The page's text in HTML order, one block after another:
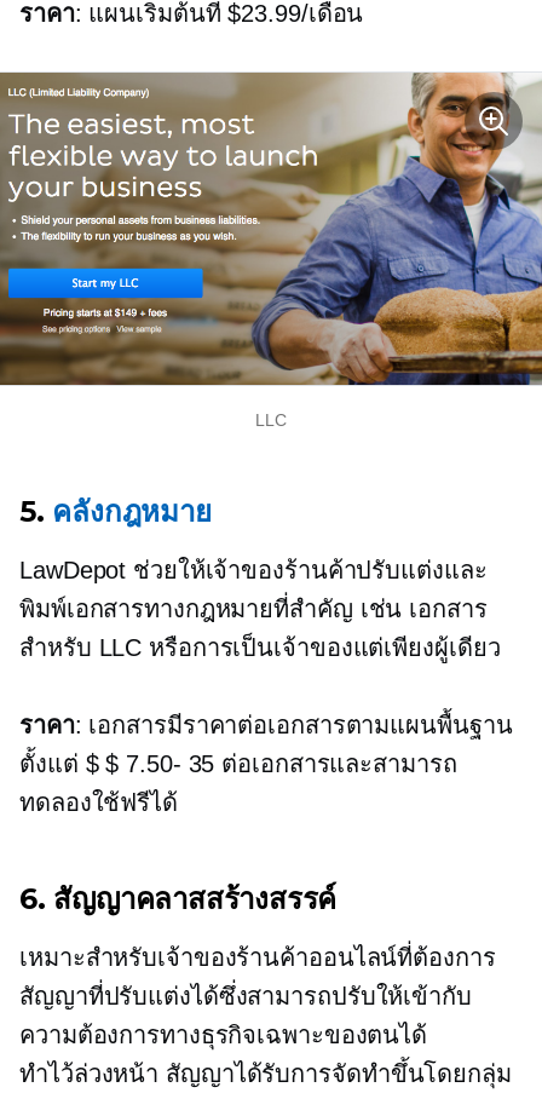
ราคา: แผนเริ่มต้นที่ $23.99/เดือน
LLC
5. คลังกฎหมาย
LawDepot ช่วยให้เจ้าของร้านค้าปรับแต่งและ
พิมพ์เอกสารทางกฎหมายที่สำคัญ เช่น เอกสาร
สำหรับ LLC หรือการเป็นเจ้าของแต่เพียงผู้เดียว
ราคา: เอกสารมีราคาต่อเอกสารตามแผนพื้นฐาน
ตั้งแต่ $ $ 7.50- 35 ต่อเอกสารและสามารถ
ทดลองใช้ฟรีได้
6. สัญญาคลาสสร้างสรรค์
เหมาะสำหรับเจ้าของร้านค้าออนไลน์ที่ต้องการ
สัญญาที่ปรับแต่งได้ซึ่งสามารถปรับให้เข้ากับ
ความต้องการทางธุรกิจเฉพาะของตนได้
ทำไว้ล่วงหน้า สัญญาได้รับการจัดทำขึ้นโดยกลุ่ม